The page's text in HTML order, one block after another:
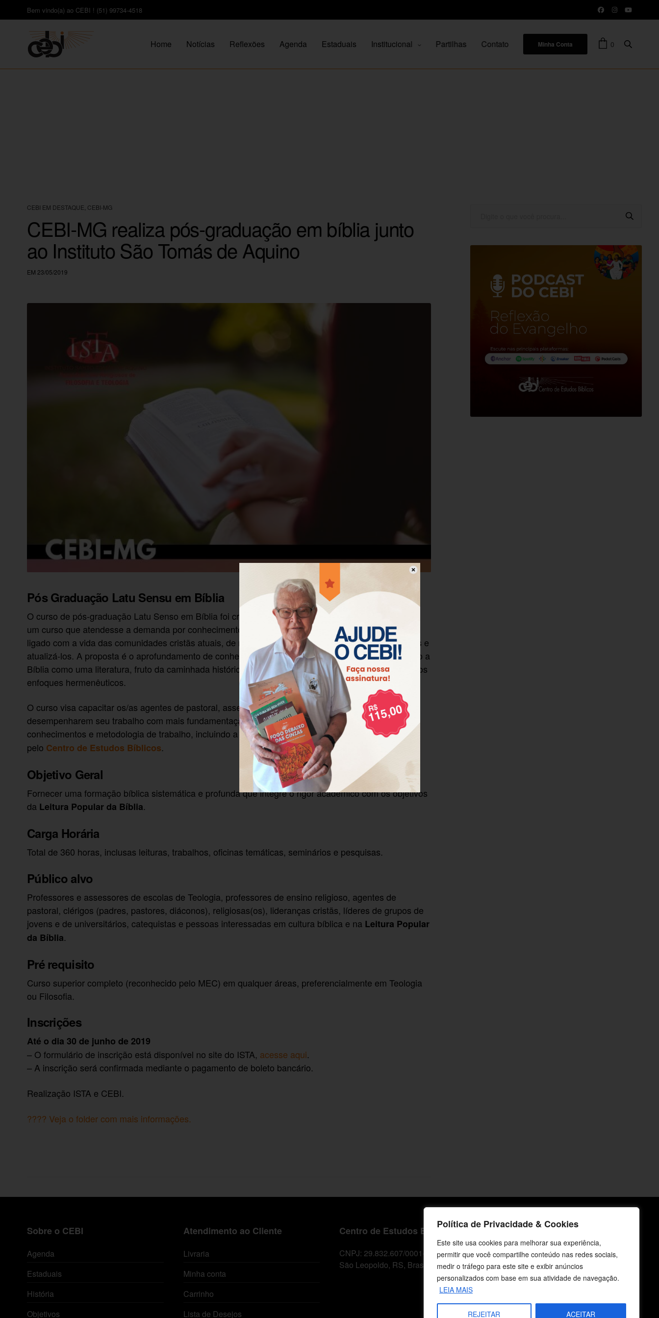
Política de Privacidade & Cookies
Este site usa cookies para melhorar sua experiência,
permitir que você compartilhe conteúdo nas redes sociais,
medir o tráfego para este site e exibir anúncios
personalizados com base em sua atividade de navegação.
LEIA MAIS
REJEITAR ACEITAR
Bem vindo(a) ao CEBI ! (51) 99734-4518
Home Notícias Reflexões Agenda Estaduais Institucional Partilhas Contato Minha Conta 0
CEBI EM DESTAQUE CEBI-MG
CEBI-MG realiza pós-graduação em bíblia junto
ao Instituto São Tomás de Aquino
EM 23/05/2019
Pós Graduação Latu Sensu em Bíblia
O curso de pós-graduação Latu Senso em Bíblia foi criado a partir da percepção da necessidade de
um curso que atendesse a demanda por conhecimento das Escrituras que estivesse intimamente
ligado com a vida das comunidades cristãs atuais, de modo que pudessem interpretar textos bíblicos e
atualizá-los. A proposta é o aprofundamento de conhecimentos bíblicos e metodológicos entendendo a
Bíblia como uma literatura, fruto da caminhada histórica do Povo de Deus, e considerando os diversos
enfoques hermenêuticos.
O curso visa capacitar os/as agentes de pastoral, assessores e assessoras de cursos bíblicos a
desempenharem seu trabalho com mais fundamentação, segurança e autonomia, atualizando seus
conhecimentos e metodologia de trabalho, incluindo a proposta deLeitura Popular da Bíbliafeita
pelo Centro de Estudos Bíblicos.
Objetivo Geral
Fornecer uma formação bíblica sistemática e profunda que integre o rigor acadêmico com os objetivos
da Leitura Popular da Bíblia.
Carga Horária
Total de 360 horas, inclusas leituras, trabalhos, oficinas temáticas, seminários e pesquisas.
Público alvo
Professores e assessores de escolas de Teologia, professores de ensino religioso, agentes de
pastoral, clérigos (padres, pastores, diáconos), religiosas(os), lideranças cristãs, líderes de grupos de
jovens e de universitários, catequistas e pessoas interessadas em cultura bíblica e na Leitura Popular
da Bíblia.
Pré requisito
Curso superior completo (reconhecido pelo MEC) em qualquer áreas, preferencialmente em Teologia
ou Filosofia.
Inscrições
Até o dia 30 de junho de 2019
– O formulário de inscrição está disponível no site do ISTA, acesse aqui.
– A inscrição será confirmada mediante o pagamento de boleto bancário.
Realização ISTA e CEBI.
???? Veja o folder com mais informações.
Sobre o CEBI
Agenda
Estaduais
História
Objetivos
Atendimento ao Cliente
Livraria
Minha conta
Carrinho
Lista de Desejos
Centro de Estudos Bíblicos
CNPJ: 29.832.607/0001-10
São Leopoldo, RS, Brasil
Fale Conosco
E-mails
vendas@cebi.org.br
comunicacao@cebi.org.br